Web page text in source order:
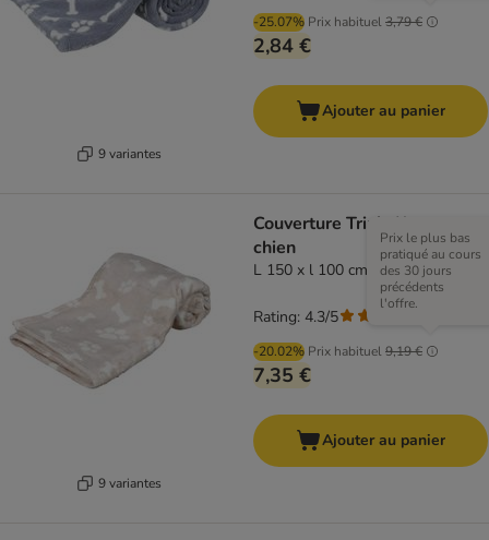
9 variantes
-25.07% Prix habituel3,79 €
2,84 €
Ajouter au panier
9 variantes
Couverture Trixie Kenny pour
chien
L 150 x l 100 cm, beige
-20.02% Prix habituel9,19 €
Prix le plus bas
pratiqué au cours
des 30 jours
précédents
l'offre.
7,35 €
Rating: 4.3/5
Ajouter au panier